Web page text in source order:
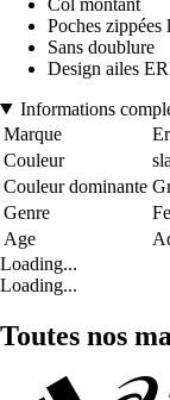
Poches zippées
Sans doublure
Design ailes
Informations
Marque
Couleur
Couleur dominante
Genre
Age
Loading...
Loading...
Toutes nos